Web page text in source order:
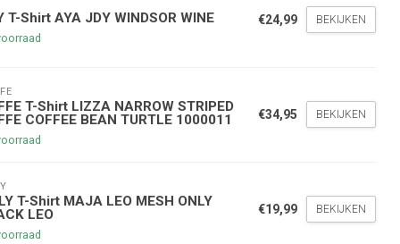
T-Shirt AYA JDY WINDSOR WINE €24,99 BEKIJKEN
T-Shirt LIZZA NARROW STRIPED
COFFEE BEAN TURTLE 1000011
€34,95 BEKIJKEN
T-Shirt MAJA LEO MESH ONLY
LEO
€19,99 BEKIJKEN
bestelling
van €45,00